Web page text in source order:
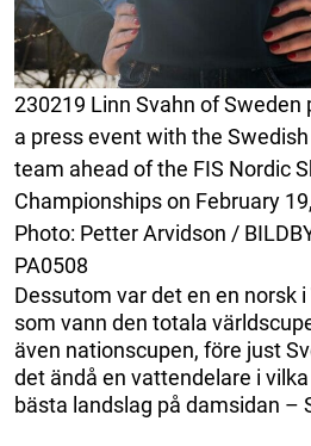
230219 Linn Svahn of
a press event with the
team ahead of the FIS Nordic
Championships on February
Photo: Petter Arvidson /
PA0508
Dessutom var det en en norsk i
som vann den totala
även nationscupen, före just
det ändå en vattendelare i
bästa landslag på damsidan –